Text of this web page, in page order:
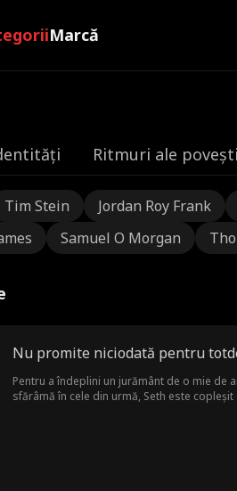
Marcă
Ritmuri ale
Tim Stein Jordan Roy Frank
Samuel O Morgan
Nu promite niciodată pentru
Pentru a îndeplini un jurământ de o mie de
sfărâmă în cele din urmă, Seth este